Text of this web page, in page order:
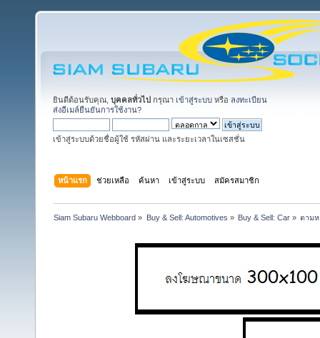
ยินดีต้อนรับคุณ, บุคคลทั่วไป กรุณา เข้าสู่ระบบ หรือ ลงทะเบียน
ส่งอีเมล์ยืนยันการใช้งาน?
เข้าสู่ระบบด้วยชื่อผู้ใช้ รหัสผ่าน และระยะเวลาในเซสชั่น
หน้าแรก ช่วยเหลือ ค้นหา เข้าสู่ระบบ สมัครสมาชิก
Siam Subaru Webboard » Buy & Sell: Automotives » Buy & Sell: Car» ตามห